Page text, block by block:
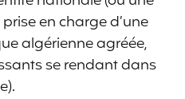
en charge d’une
algérienne agréée,
se rendant dans